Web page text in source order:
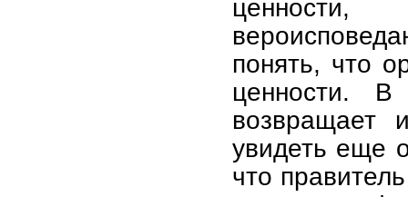
понять, что
ценности.
возвращает
увидеть еще
что